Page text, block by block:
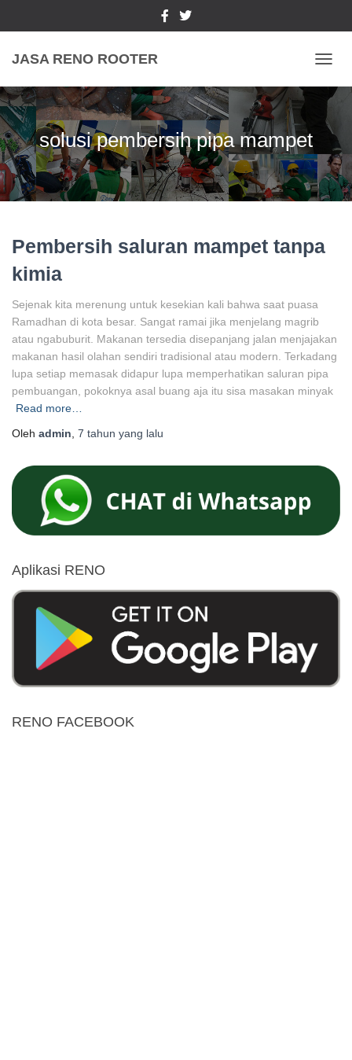
JASA RENO ROOTER
solusi pembersih pipa mampet
Pembersih saluran mampet tanpa
kimia
Sejenak kita merenung untuk kesekian kali bahwa saat puasa
Ramadhan di kota besar. Sangat ramai jika menjelang magrib
atau ngabuburit. Makanan tersedia disepanjang jalan menjajakan
makanan hasil olahan sendiri tradisional atau modern. Terkadang
lupa setiap memasak didapur lupa memperhatikan saluran pipa
pembuangan, pokoknya asal buang aja itu sisa masakan minyak
Read more…
Oleh admin 7 tahun yang lalu
Aplikasi RENO
RENO FACEBOOK